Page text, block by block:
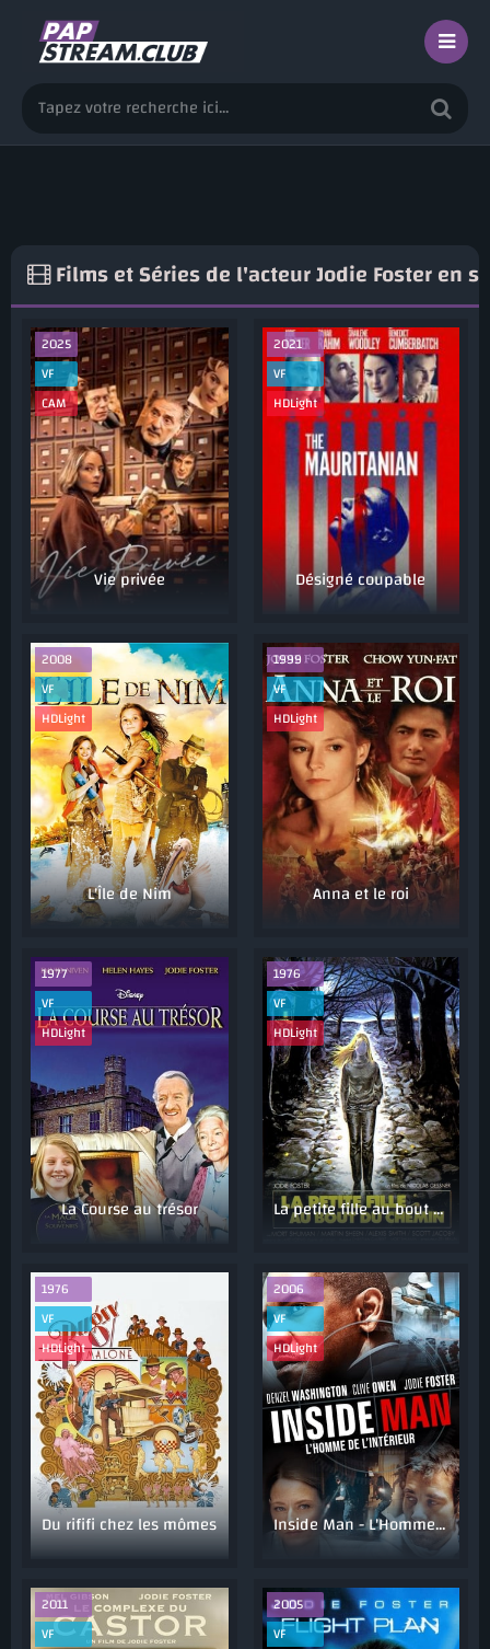
Films et Séries de l'acteur Jodie Foster en
Vie privée
2025
VF
CAM
Désigné coupable
2021
VF
HDLight
L'Île de Nim
2008
VF
HDLight
Anna et le roi
1999
VF
HDLight
La Course au trésor
1977
VF
HDLight
La petite fille au bout du chemin
1976
VF
HDLight
Du rififi chez les mômes
1976
VF
HDLight
Inside Man - L'Homme de l'Intérieur
2006
VF
HDLight
2011
VF
2005
VF